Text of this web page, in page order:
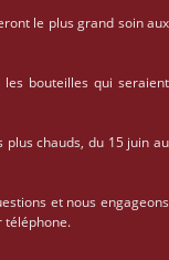
le plus grand soin aux
bouteilles qui seraient
chauds, du 15 juin au
et nous engageons
téléphone.